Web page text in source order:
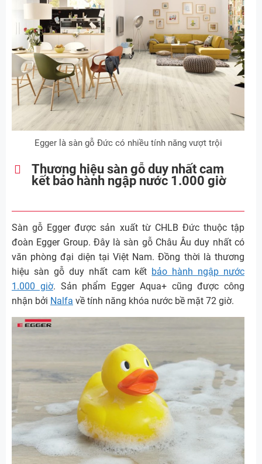
Egger là sàn gỗ Đức có nhiều tính năng vượt trội
Thương hiệu sàn gỗ duy nhất cam
kết bảo hành ngập nước 1.000 giờ
Sàn gỗ Egger được sản xuất từ CHLB Đức thuộc tập
đoàn Egger Group. Đây là sàn gỗ Châu Âu duy nhất có
văn phòng đại diện tại Việt Nam. Đồng thời là thương
hiệu sàn gỗ duy nhất cam kết bảo hành ngập nước
1.000 giờ. Sản phẩm Egger Aqua+ cũng được công
nhận bởi Nalfa về tính năng khóa nước bề mặt 72 giờ.